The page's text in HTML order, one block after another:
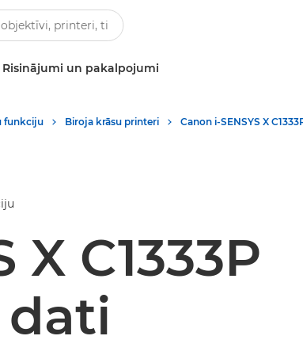
Risinājumi un pakalpojumi
funkciju Biroja krāsu printeri
X C1333P